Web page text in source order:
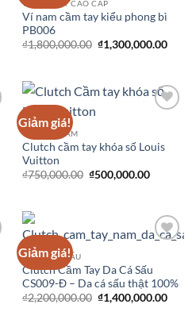
VÍ CẦM TAY CAO CẤP
Ví nam cầm tay kiểu phong bì
PB006
₫1,800,000.00 ₫1,300,000.00
Giảm giá!
CLUTCH NAM
Clutch cầm tay khóa số Louis
Vuitton
₫750,000.00 ₫500,000.00
Giảm giá!
ĐỒ DA CÁ SẤU
Clutch Cầm Tay Da Cá Sấu
CS009-Đ – Da cá sấu thật 100%
₫2,200,000.00 ₫1,400,000.00